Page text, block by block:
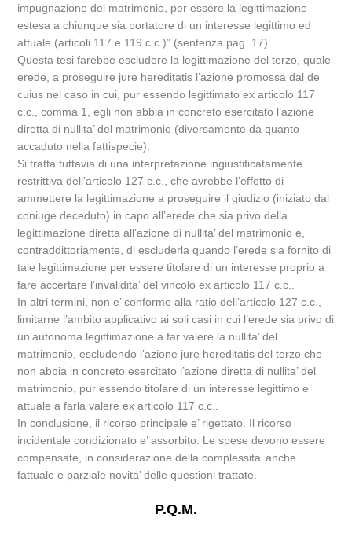
impugnazione del matrimonio, per essere la legittimazione
estesa a chiunque sia portatore di un interesse legittimo ed
attuale (articoli 117 e 119 c.c.)” (sentenza pag. 17).
Questa tesi farebbe escludere la legittimazione del terzo, quale
erede, a proseguire jure hereditatis l’azione promossa dal de
cuius nel caso in cui, pur essendo legittimato ex articolo 117
c.c., comma 1, egli non abbia in concreto esercitato l’azione
diretta di nullita’ del matrimonio (diversamente da quanto
accaduto nella fattispecie).
Si tratta tuttavia di una interpretazione ingiustificatamente
restrittiva dell’articolo 127 c.c., che avrebbe l’effetto di
ammettere la legittimazione a proseguire il giudizio (iniziato dal
coniuge deceduto) in capo all’erede che sia privo della
legittimazione diretta all’azione di nullita’ del matrimonio e,
contraddittoriamente, di escluderla quando l’erede sia fornito di
tale legittimazione per essere titolare di un interesse proprio a
fare accertare l’invalidita’ del vincolo ex articolo 117 c.c..
In altri termini, non e’ conforme alla ratio dell’articolo 127 c.c.,
limitarne l’ambito applicativo ai soli casi in cui l’erede sia privo di
un’autonoma legittimazione a far valere la nullita’ del
matrimonio, escludendo l’azione jure hereditatis del terzo che
non abbia in concreto esercitato l’azione diretta di nullita’ del
matrimonio, pur essendo titolare di un interesse legittimo e
attuale a farla valere ex articolo 117 c.c..
In conclusione, il ricorso principale e’ rigettato. Il ricorso
incidentale condizionato e’ assorbito. Le spese devono essere
compensate, in considerazione della complessita’ anche
fattuale e parziale novita’ delle questioni trattate.
P.Q.M.